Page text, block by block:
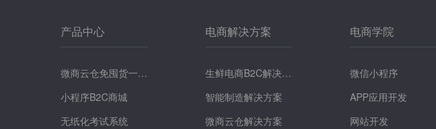
产品中心
微商云仓免囤货一键
提货系统
小程序B2C商城
无纸化考试系统
电商解决方案
生鲜电商B2C解决方
案
智能制造解决方案
微商云仓解决方案
电商学院
微信小程序
APP应用开发
网站开发